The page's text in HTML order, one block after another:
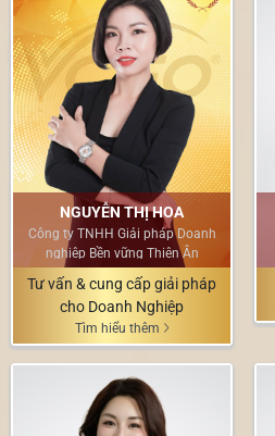
NGUYỄN THỊ HOA
Công ty TNHH Giải pháp Doanh
nghiệp Bền vững Thiên Ân
Tư vấn & cung cấp giải pháp
cho Doanh Nghiệp
Tìm hiểu thêm